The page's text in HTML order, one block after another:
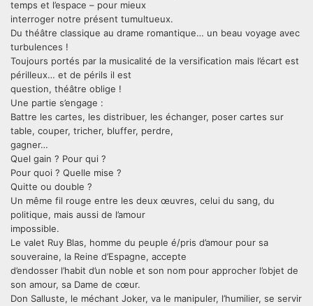
temps et l’espace – pour mieux
interroger notre présent tumultueux.
Du théâtre classique au drame romantique… un beau voyage avec
turbulences !
Toujours portés par la musicalité de la versification mais l’écart est
périlleux… et de périls il est
question, théâtre oblige !
Une partie s’engage :
Battre les cartes, les distribuer, les échanger, poser cartes sur
table, couper, tricher, bluffer, perdre,
gagner…
Quel gain ? Pour qui ?
Pour quoi ? Quelle mise ?
Quitte ou double ?
Un même fil rouge entre les deux œuvres, celui du sang, du
politique, mais aussi de l’amour
impossible.
Le valet Ruy Blas, homme du peuple é/pris d’amour pour sa
souveraine, la Reine d’Espagne, accepte
d’endosser l’habit d’un noble et son nom pour approcher l’objet de
son amour, sa Dame de cœur.
Don Salluste, le méchant Joker, va le manipuler, l’humilier, se servir